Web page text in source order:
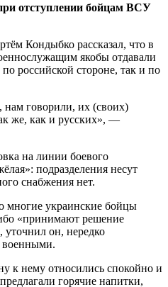
отступлении бойцам ВСУ
Кондыбко рассказал, что в
якобы отдавали
российской стороне, так и по
нам говорили, их (своих)
же, как и русских», —
на линии боевого
подразделения несут
снабжения нет.
многие украинские бойцы
«принимают решение
уточнил он, нередко
военными.
к нему относились спокойно и
горячие напитки,